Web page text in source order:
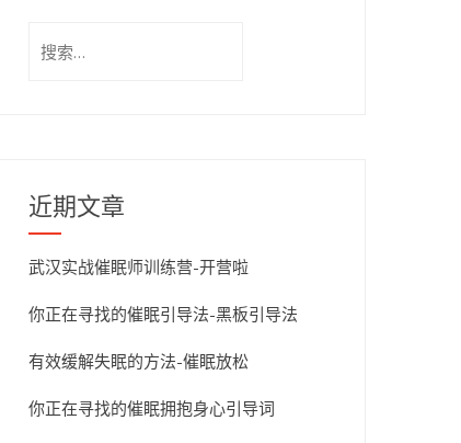
索：
近期文章
武汉实战催眠师训练营-开营啦
你正在寻找的催眠引导法-黑板引导法
有效缓解失眠的方法-催眠放松
你正在寻找的催眠拥抱身心引导词